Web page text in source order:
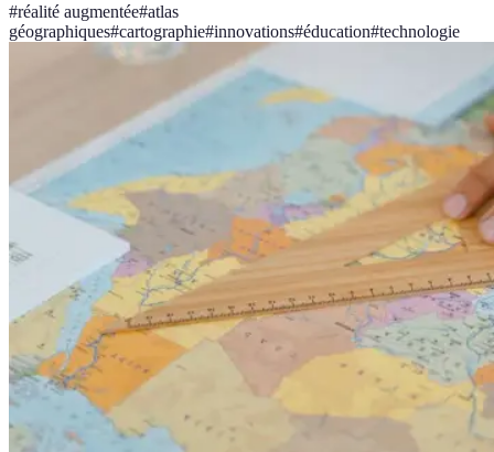
#réalité augmentée#atlas
géographiques#cartographie#innovations#éducation#technologie